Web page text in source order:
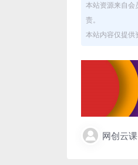
本站资源来自会
责。
本站内容仅提供
网创云课